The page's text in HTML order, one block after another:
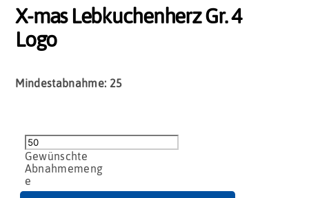
X-mas Lebkuchenherz Gr. 4
Logo
Mindestabnahme: 25
X-
mas
Lebkuchenherz
Gr.
4